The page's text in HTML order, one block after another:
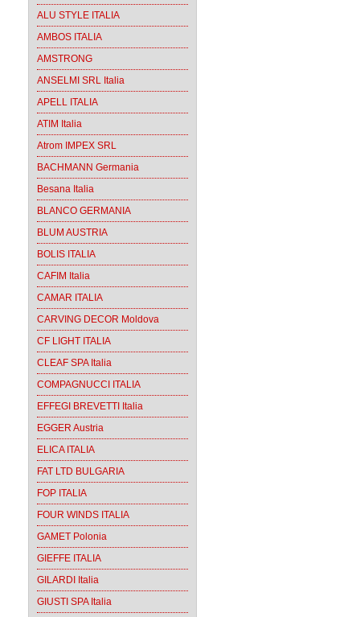
ALU STYLE ITALIA
AMBOS ITALIA
AMSTRONG
ANSELMI SRL Italia
APELL ITALIA
ATIM Italia
Atrom IMPEX SRL
BACHMANN Germania
Besana Italia
BLANCO GERMANIA
BLUM AUSTRIA
BOLIS ITALIA
CAFIM Italia
CAMAR ITALIA
CARVING DECOR Moldova
CF LIGHT ITALIA
CLEAF SPA Italia
COMPAGNUCCI ITALIA
EFFEGI BREVETTI Italia
EGGER Austria
ELICA ITALIA
FAT LTD BULGARIA
FOP ITALIA
FOUR WINDS ITALIA
GAMET Polonia
GIEFFE ITALIA
GILARDI Italia
GIUSTI SPA Italia